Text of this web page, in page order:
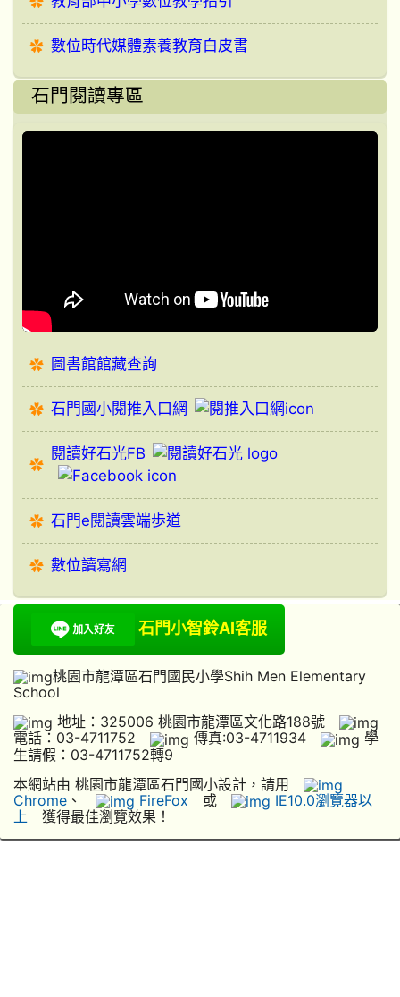
數位時代媒體素養教育白皮書
石門閱讀專區
圖書館館藏查詢
石門國小閱推入口網
閱讀好石光FB
石門e閱讀雲端歩道
數位讀寫網
石門小智鈴AI客服
桃園市龍潭區石門國民小學Shih Men Elementary
School
地址：325006 桃園市龍潭區文化路188號
電話：03-4711752
傳真:03-4711934
學
生請假：03-4711752轉9
本網站由 桃園市龍潭區石門國小設計，請用
Chrome 、 FireFox 或
IE10.0瀏覽器以
上 獲得最佳瀏覽效果！